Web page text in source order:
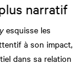
narratif
esquisse les
à son impact,
dans sa relation